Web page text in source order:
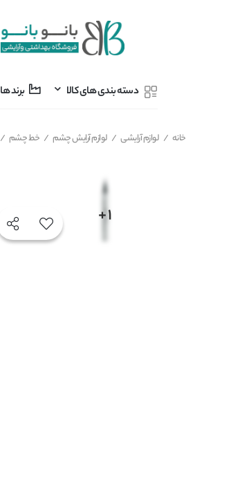
دسته بندی های کالا برند ها
خانه / لوازم آرایشی / لوازم آرایش چشم / خط چشم /